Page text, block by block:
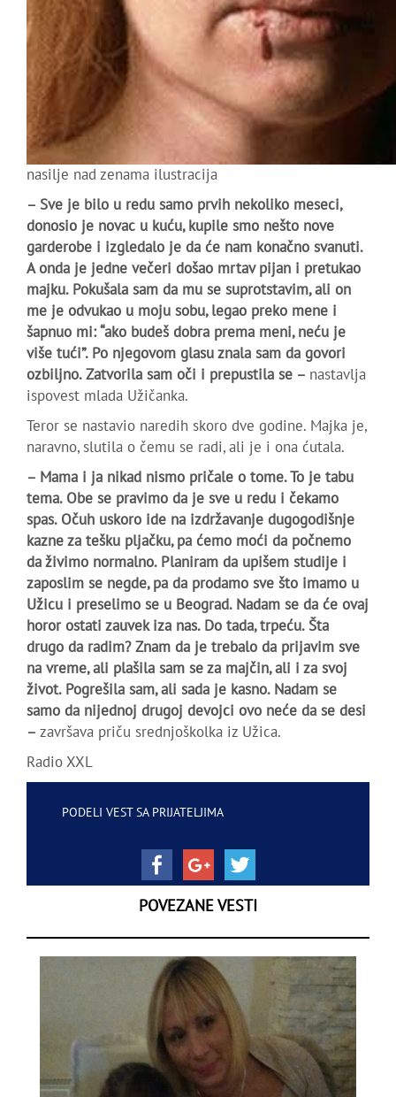
nasilje nad zenama ilustracija
– Sve je bilo u redu samo prvih nekoliko meseci,
donosio je novac u kuću, kupile smo nešto nove
garderobe i izgledalo je da će nam konačno svanuti.
A onda je jedne večeri došao mrtav pijan i pretukao
majku. Pokušala sam da mu se suprotstavim, ali on
me je odvukao u moju sobu, legao preko mene i
šapnuo mi: “ako budeš dobra prema meni, neću je
više tući”. Po njegovom glasu znala sam da govori
ozbiljno. Zatvorila sam oči i prepustila se – nastavlja
ispovest mlada Užičanka.
Teror se nastavio naredih skoro dve godine. Majka je,
naravno, slutila o čemu se radi, ali je i ona ćutala.
– Mama i ja nikad nismo pričale o tome. To je tabu
tema. Obe se pravimo da je sve u redu i čekamo
spas. Očuh uskoro ide na izdržavanje dugogodišnje
kazne za tešku pljačku, pa ćemo moći da počnemo
da živimo normalno. Planiram da upišem studije i
zaposlim se negde, pa da prodamo sve što imamo u
Užicu i preselimo se u Beograd. Nadam se da će ovaj
horor ostati zauvek iza nas. Do tada, trpeću. Šta
drugo da radim? Znam da je trebalo da prijavim sve
na vreme, ali plašila sam se za majčin, ali i za svoj
život. Pogrešila sam, ali sada je kasno. Nadam se
samo da nijednoj drugoj devojci ovo neće da se desi
– završava priču srednjoškolka iz Užica.
Radio XXL
PODELI VEST SA PRIJATELJIMA
POVEZANE VESTI